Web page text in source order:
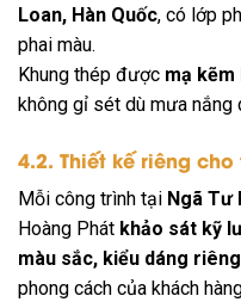
Loan, Hàn Quốc, có lớp
phai màu.
Khung thép được mạ
không gỉ sét dù mưa nắng
4.2. Thiết kế riêng
Mỗi công trình tại Ngã Tư
Hoàng Phát khảo sát kỹ
màu sắc, kiểu dáng
phong cách của khách